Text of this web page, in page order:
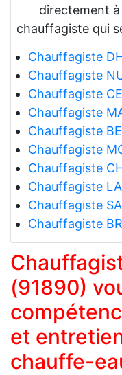
directement à
chauffagiste qui
Chauffagiste
Chauffagiste
Chauffagiste
Chauffagiste
Chauffagiste
Chauffagiste
Chauffagiste
Chauffagiste
Chauffagiste
Chauffagiste
(91890)
et
chauffe-